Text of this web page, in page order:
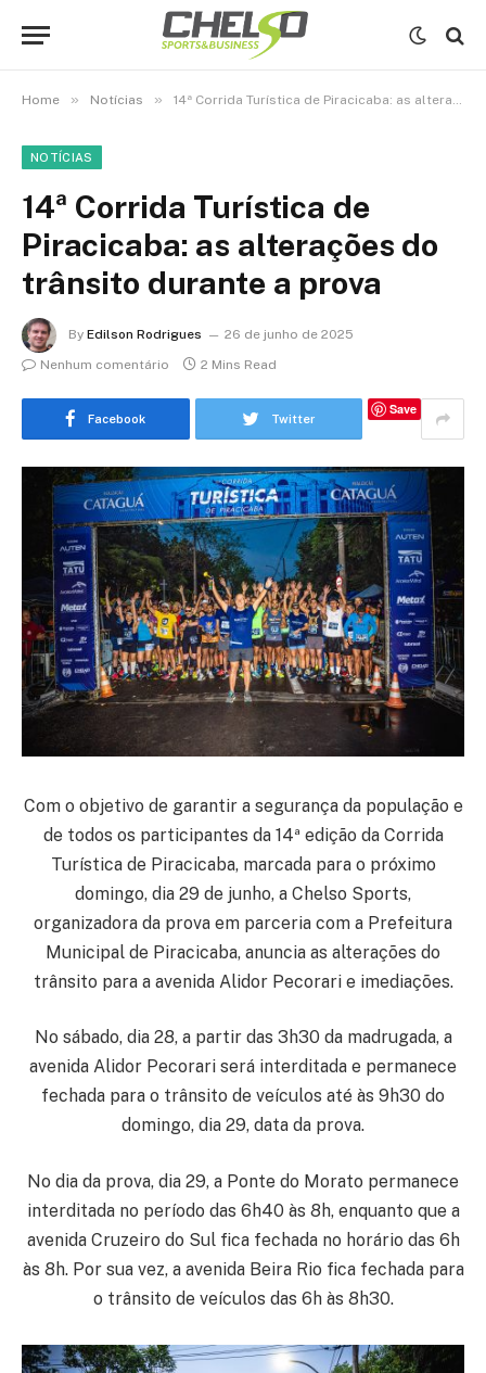
Home » Notícias » 14ª Corrida Turística de Piracicaba: as alterações do trânsito durante a prova
NOTÍCIAS
14ª Corrida Turística de
Piracicaba: as alterações do
trânsito durante a prova
By Edilson Rodrigues
26 de junho de 2025
Nenhum comentário
2 Mins Read
Facebook Twitter
Save
Com o objetivo de garantir a segurança da população e
de todos os participantes da 14ª edição da Corrida
Turística de Piracicaba, marcada para o próximo
domingo, dia 29 de junho, a Chelso Sports,
organizadora da prova em parceria com a Prefeitura
Municipal de Piracicaba, anuncia as alterações do
trânsito para a avenida Alidor Pecorari e imediações.
No sábado, dia 28, a partir das 3h30 da madrugada, a
avenida Alidor Pecorari será interditada e permanece
fechada para o trânsito de veículos até às 9h30 do
domingo, dia 29, data da prova.
No dia da prova, dia 29, a Ponte do Morato permanece
interditada no período das 6h40 às 8h, enquanto que a
avenida Cruzeiro do Sul fica fechada no horário das 6h
às 8h. Por sua vez, a avenida Beira Rio fica fechada para
o trânsito de veículos das 6h às 8h30.